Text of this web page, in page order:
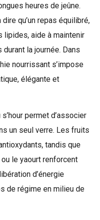
heures de jeûne.
qu’un repas équilibré,
lipides, aide à maintenir
la journée. Dans
nourrissant s’impose
élégante et
permet d’associer
un seul verre. Les fruits
tandis que
le yaourt renforcent
d’énergie
de régime en milieu de